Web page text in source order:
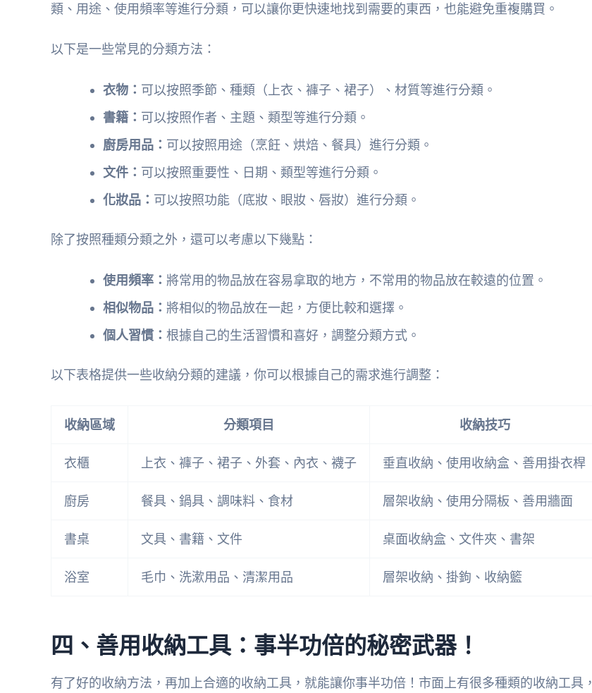
類、用途、使用頻率等進行分類，可以讓你更快速地找到需要的東西，也能避免重複購買。
以下是一些常見的分類方法：
衣物： 可以按照季節、種類（上衣、褲子、裙子）、材質等進行分類。
書籍： 可以按照作者、主題、類型等進行分類。
廚房用品： 可以按照用途（烹飪、烘焙、餐具）進行分類。
文件： 可以按照重要性、日期、類型等進行分類。
化妝品： 可以按照功能（底妝、眼妝、唇妝）進行分類。
除了按照種類分類之外，還可以考慮以下幾點：
使用頻率： 將常用的物品放在容易拿取的地方，不常用的物品放在較遠的位置。
相似物品： 將相似的物品放在一起，方便比較和選擇。
個人習慣： 根據自己的生活習慣和喜好，調整分類方式。
以下表格提供一些收納分類的建議，你可以根據自己的需求進行調整：
收納區域 分類項目 收納技巧
衣櫃 上衣、褲子、裙子、外套、內衣、襪子 垂直收納、使用收納盒、善用掛衣桿
廚房 餐具、鍋具、調味料、食材 層架收納、使用分隔板、善用牆面
書桌 文具、書籍、文件 桌面收納盒、文件夾、書架
浴室 毛巾、洗漱用品、清潔用品 層架收納、掛鉤、收納籃
四、善用收納工具：事半功倍的秘密武器！
有了好的收納方法，再加上合適的收納工具，就能讓你事半功倍！市面上有很多種類的收納工具，